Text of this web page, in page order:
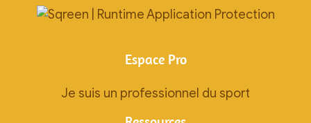
Espace Pro
Je suis un professionnel du sport